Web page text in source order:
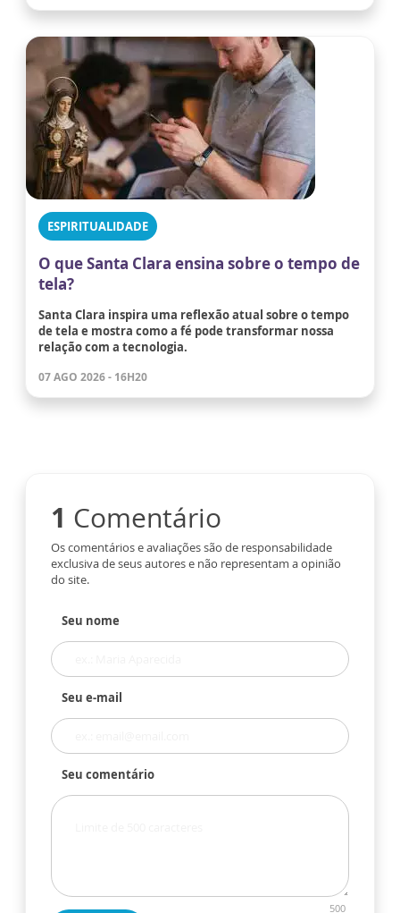
ESPIRITUALIDADE
O que Santa Clara ensina sobre o tempo de
tela?
Santa Clara inspira uma reflexão atual sobre o tempo
de tela e mostra como a fé pode transformar nossa
relação com a tecnologia.
07 AGO 2026 - 16H20
1 Comentário
Os comentários e avaliações são de responsabilidade
exclusiva de seus autores e não representam a opinião
do site.
Seu nome
Seu e-mail
Seu comentário
500